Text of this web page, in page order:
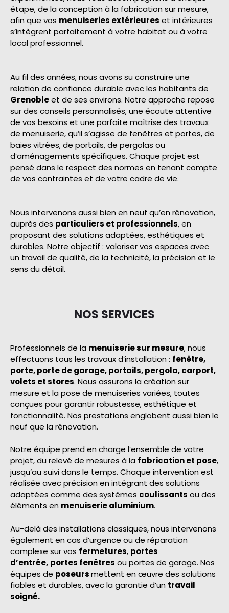
étape, de la conception à la fabrication sur mesure,
afin que vos menuiseries extérieures et intérieures
s’intègrent parfaitement à votre habitat ou à votre
local professionnel.
Au fil des années, nous avons su construire une
relation de confiance durable avec les habitants de
Grenobleet de ses environs. Notre approche repose
sur des conseils personnalisés, une écoute attentive
de vos besoins et une parfaite maîtrise des travaux
de menuiserie, qu’il s’agisse de fenêtres et portes, de
baies vitrées, de portails, de pergolas ou
d’aménagements spécifiques. Chaque projet est
pensé dans le respect des normes en tenant compte
de vos contraintes et de votre cadre de vie.
Nous intervenons aussi bien en neuf qu’en rénovation,
auprès des particuliers et professionnels, en
proposant des solutions adaptées, esthétiques et
durables. Notre objectif : valoriser vos espaces avec
un travail de qualité, de la technicité, la précision et le
sens du détail.
NOS SERVICES
Professionnels de la menuiserie sur mesure, nous
effectuons tous les travaux d’installation : fenêtre,
porte, porte de garage, portails, pergola, carport,
volets et stores. Nous assurons la création sur
mesure et la pose de menuiseries variées, toutes
conçues pour garantir robustesse, esthétique et
fonctionnalité. Nos prestations englobent aussi bien le
neuf que la rénovation.
Notre équipe prend en charge l’ensemble de votre
projet, du relevé de mesures à la fabrication et pose,
jusqu’au suivi dans le temps. Chaque intervention est
réalisée avec précision en intégrant des solutions
adaptées comme des systèmes coulissants ou des
éléments en menuiserie aluminium.
Au-delà des installations classiques, nous intervenons
également en cas d’urgence ou de réparation
complexe sur vos fermetures, portes
d’entrée, portes fenêtres ou portes de garage. Nos
équipes de poseursmettent en œuvre des solutions
fiables et durables, avec la garantie d’un travail
soigné.